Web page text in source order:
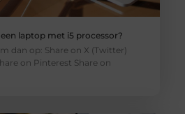
laptop met i5 processor?
dan op: Share on X (Twitter)
on Pinterest Share on